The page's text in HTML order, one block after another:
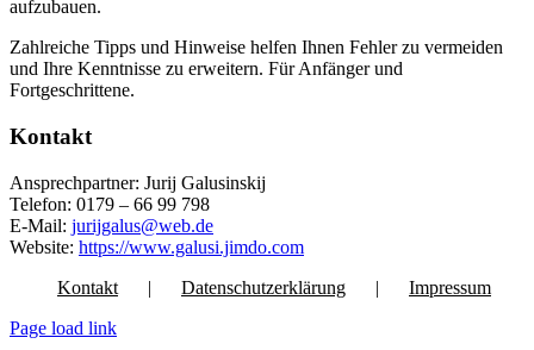
aufzubauen.
Zahlreiche Tipps und Hinweise helfen Ihnen Fehler zu vermeiden
und Ihre Kenntnisse zu erweitern. Für Anfänger und
Fortgeschrittene.
Kontakt
Ansprechpartner: Jurij Galusinskij
Telefon: 0179 – 66 99 798
E-Mail: jurijgalus@web.de
Website: https://www.galusi.jimdo.com
Kontakt
Datenschutzerklärung
Impressum
Page load link